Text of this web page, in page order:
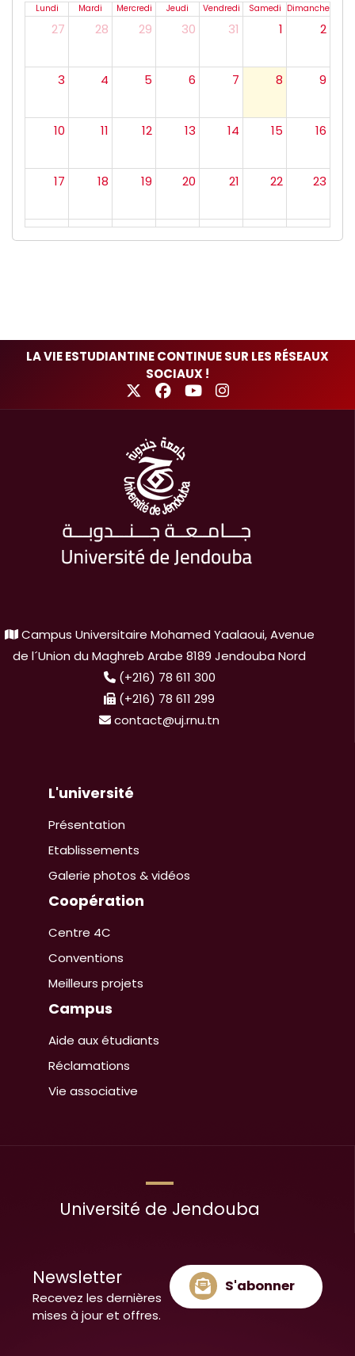
Lundi Mardi Mercredi Jeudi Vendredi Samedi Dimanche
27 28 29 30 31 1 2
3 4 5 6 7 8 9
10 11 12 13 14 15 16
17 18 19 20 21 22 23
24 25 26 27 28 29 30
LA VIE ESTUDIANTINE CONTINUE SUR LES RÉSEAUX
SOCIAUX !
Campus Universitaire Mohamed Yaalaoui, Avenue
de l´Union du Maghreb Arabe 8189 Jendouba Nord
(+216) 78 611 300
(+216) 78 611 299
contact@uj.rnu.tn
L'université
Présentation
Etablissements
Galerie photos & vidéos
Coopération
Centre 4C
Conventions
Meilleurs projets
Campus
Aide aux étudiants
Réclamations
Vie associative
Université de Jendouba
Newsletter
Recevez les dernières
mises à jour et offres.
S'abonner